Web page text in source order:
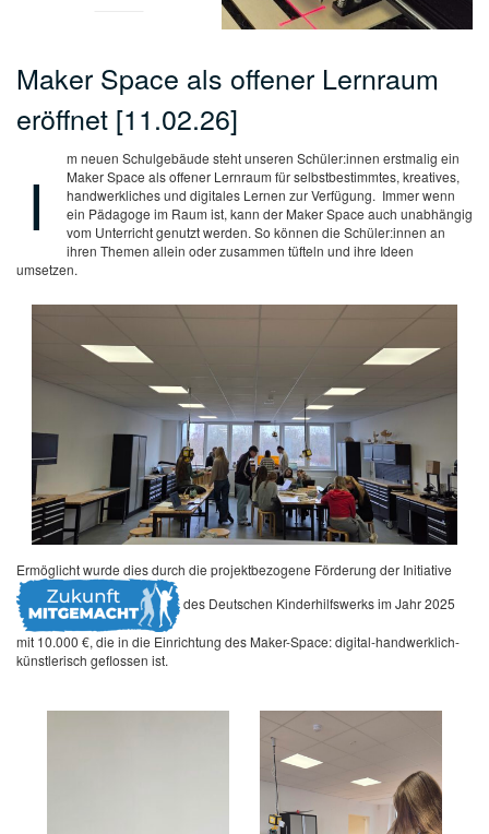
Maker Space als offener Lernraum
eröffnet [11.02.26]
I
m neuen Schulgebäude steht unseren Schüler:innen erstmalig ein
Maker Space als offener Lernraum für selbstbestimmtes, kreatives,
handwerkliches und digitales Lernen zur Verfügung. Immer wenn
ein Pädagoge im Raum ist, kann der Maker Space auch unabhängig
vom Unterricht genutzt werden. So können die Schüler:innen an
ihren Themen allein oder zusammen tüfteln und ihre Ideen
umsetzen.
Ermöglicht wurde dies durch die projektbezogene Förderung der Initiative
des Deutschen Kinderhilfswerks im Jahr 2025
mit 10.000 €, die in die Einrichtung des Maker-Space: digital-handwerklich-
künstlerisch geflossen ist.